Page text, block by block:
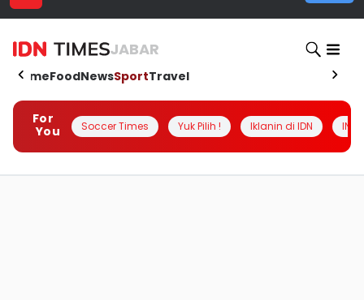
JABAR
HomeFoodNewsSportTravel
For
You
Soccer Times Yuk Pilih ! Iklanin di IDN